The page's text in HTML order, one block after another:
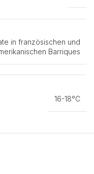
in französischen und
Barriques
16-18°C